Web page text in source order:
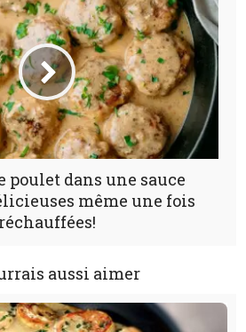
poulet dans une sauce
même une fois
réchauffées!
aussi aimer